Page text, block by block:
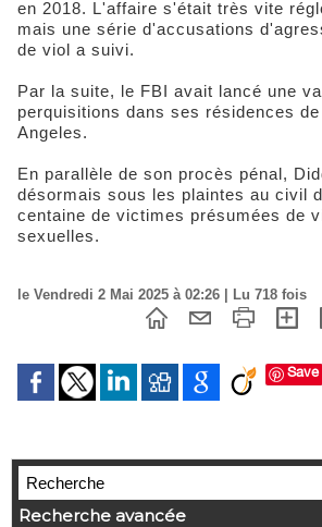
en 2018. L'affaire s'était très vite
mais une série d'accusations
de viol a suivi.
Par la suite, le FBI avait lancé une
perquisitions dans ses résidences
Angeles.
En parallèle de son procès pénal,
désormais sous les plaintes au civil
centaine de victimes présumées de
sexuelles.
le Vendredi 2 Mai 2025 à 02:26 | Lu 718 fois
Save
Recherche avancée